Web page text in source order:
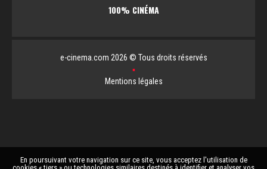
En poursuivant votre navigation sur ce site, vous acceptez l'utilisation de
100% CINÉMA
e-cinema.com 2026 © Tous droits réservés
▪
Mentions légales